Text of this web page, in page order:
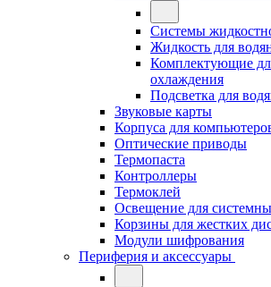
Системы
Жидкость для
Комплектующие
охлаждения
Подсветка для
Звуковые карты
Корпуса для
Оптические приводы
Термопаста
Контроллеры
Термоклей
Освещение для
Корзины для жестких
Модули шифрования
Периферия и аксессуары